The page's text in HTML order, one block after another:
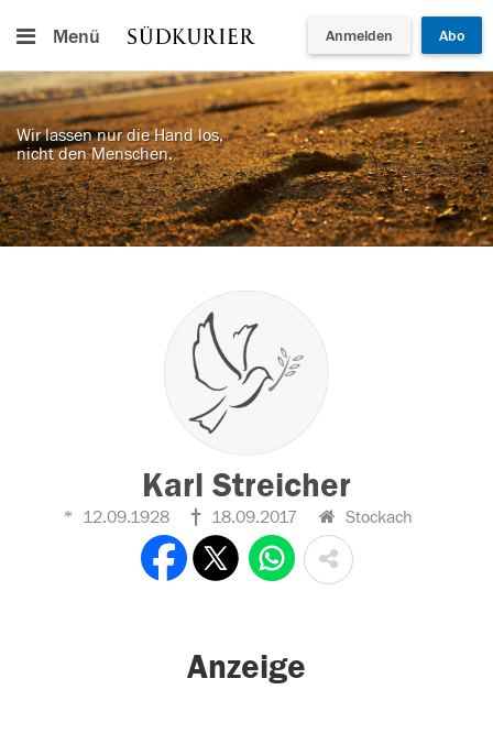
Menü Anmelden Abo
Wir lassen nur die Hand los,
nicht den Menschen.
Karl Streicher
12.09.1928 18.09.2017 Stockach
Anzeige